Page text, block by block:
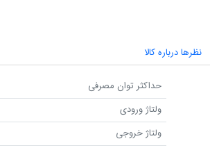
نظرها درباره کالا
حداکثر توان مصرفی
ولتاژ ورودی
ولتاژ خروجی